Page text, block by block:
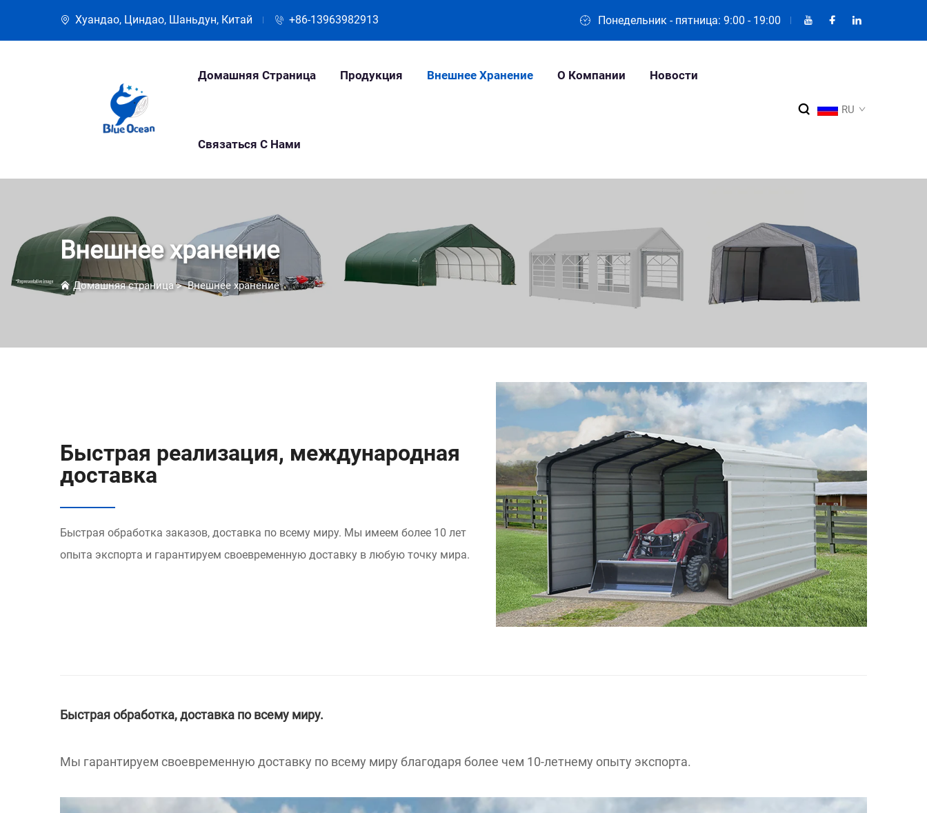
Хуандао, Циндао, Шаньдун, Китай +86-13963982913 Понедельник - пятница: 9:00 - 19:00
Домашняя Страница Продукция Внешнее Хранение О Компании Новости
Связаться С Нами
RU
Внешнее хранение
Домашняя страница>Внешнее хранение
Быстрая реализация, международная
доставка
Быстрая обработка заказов, доставка по всему миру. Мы имеем более 10 лет
опыта экспорта и гарантируем своевременную доставку в любую точку мира.
Быстрая обработка, доставка по всему миру.
Мы гарантируем своевременную доставку по всему миру благодаря более чем 10-летнему опыту экспорта.